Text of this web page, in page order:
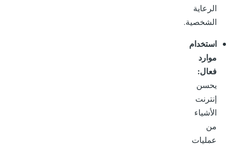
الرعاية
الشخصية.
استخدام
موارد
فعال:
يحسن
إنترنت
الأشياء
من
عمليات